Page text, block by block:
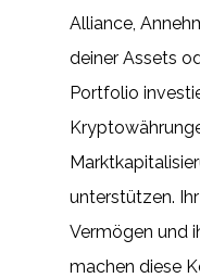
Alliance,
deiner Assets
Portfolio
unterstützen.
Vermögen und
machen diese